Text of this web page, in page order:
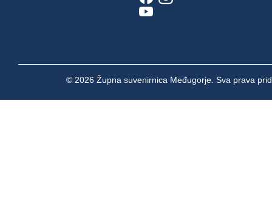
© 2026 Župna suvenirnica Međugorje. Sva prava